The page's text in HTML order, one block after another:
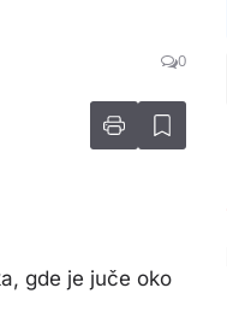
0
gde je juče oko